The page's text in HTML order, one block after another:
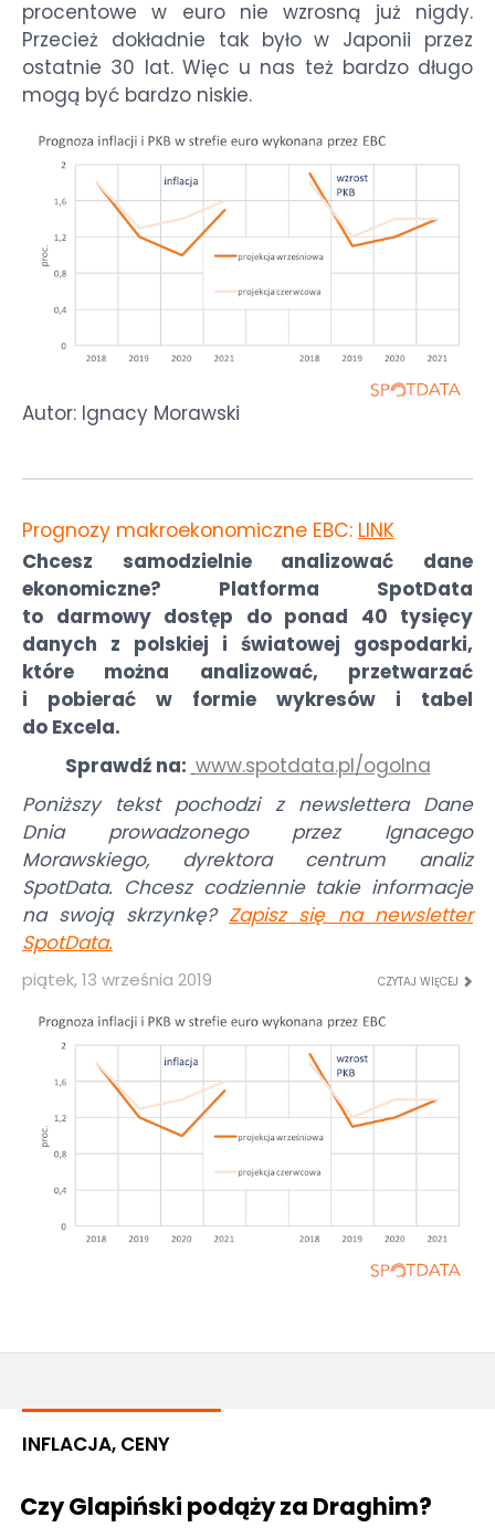
procentowe w euro nie wzrosną już nigdy.
Przecież dokładnie tak było w Japonii przez
ostatnie 30 lat. Więc u nas też bardzo długo
mogą być bardzo niskie.
Autor: Ignacy Morawski
Prognozy makroekonomiczne EBC: LINK
Chcesz samodzielnie analizować dane
ekonomiczne? Platforma SpotData
to darmowy dostęp do ponad 40 tysięcy
danych z polskiej i światowej gospodarki,
które można analizować, przetwarzać
i pobierać w formie wykresów i tabel
do Excela.
Sprawdź na: www.spotdata.pl/ogolna
Poniższy tekst pochodzi z newslettera Dane
Dnia prowadzonego przez Ignacego
Morawskiego, dyrektora centrum analiz
SpotData. Chcesz codziennie takie informacje
na swoją skrzynkę? Zapisz się na newsletter
SpotData.
piątek, 13 września 2019 CZYTAJ WIĘCEJ
INFLACJA, CENY
Czy Glapiński podąży za Draghim?